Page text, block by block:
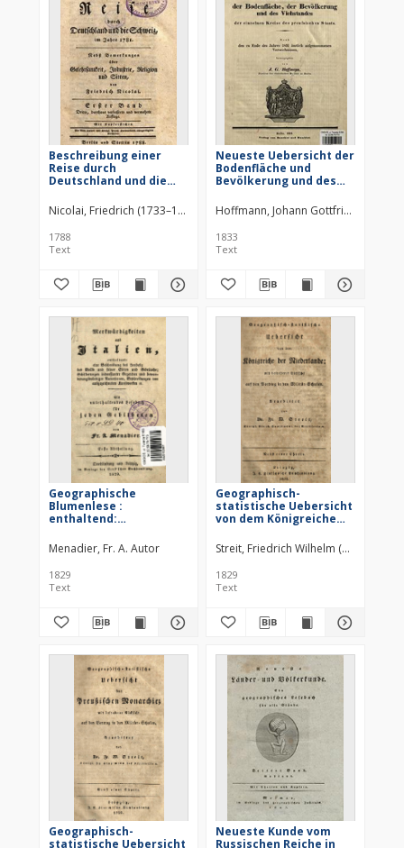
Beschreibung einer
Reise durch
Deutschland und die
Nebst Bemerkungen
über Gelehrsamkeit,
Industrie, Religion und
Sitten. Bd. 1
Nicolai, Friedrich (1733–1811)
1788
Text
Neueste Uebersicht der
Bodenfläche und
Bevölkerung und des
einzelnen Kreise des
preussischen Staats :
nach den zu Ende des
Jahres 1831 ämtlich
aufgenommenen
Hoffmann, Johann Gottfried
1833
Text
Geographische
Blumenlese :
enthaltend:
schöner Gegenden [...] :
ein interessantes
Hülfsbuch für Lehrer
und Lernende bei dem
Unterrichte in der
Abt., Italien
Menadier, Fr. A. Autor
1829
Text
Geographisch-
statistische Uebersicht
von dem Königreiche
besonderer Rücksicht
auf den Vortrag in den
Militär-Schulen
Streit, Friedrich Wilhelm (1772–1839)
1829
Text
Geographisch-
statistische Uebersicht
Neueste Kunde vom
Russischen Reiche in